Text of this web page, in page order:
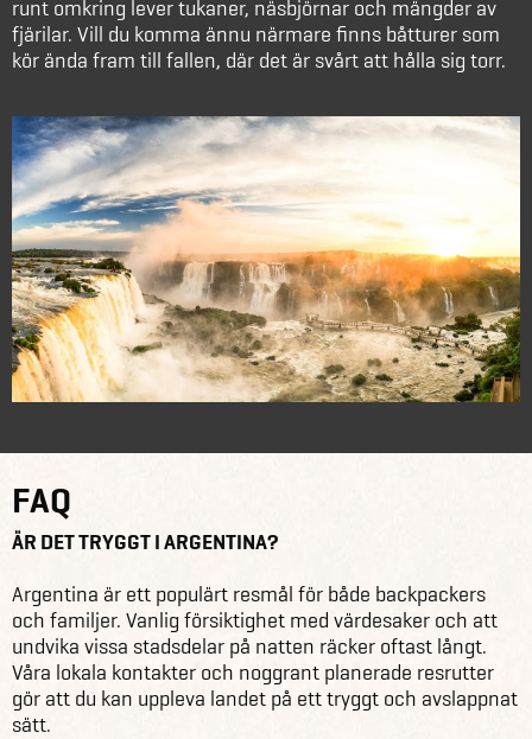
runt omkring lever tukaner, näsbjörnar och mängder av
fjärilar. Vill du komma ännu närmare finns båtturer som
kör ända fram till fallen, där det är svårt att hålla sig torr.
FAQ
ÄR DET TRYGGT I ARGENTINA?
Argentina är ett populärt resmål för både backpackers
och familjer. Vanlig försiktighet med värdesaker och att
undvika vissa stadsdelar på natten räcker oftast långt.
Våra lokala kontakter och noggrant planerade resrutter
gör att du kan uppleva landet på ett tryggt och avslappnat
sätt.